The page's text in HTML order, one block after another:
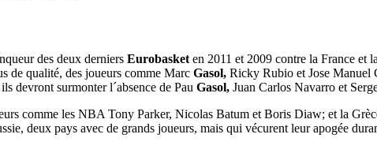
des deux derniers Eurobasket en 2011 et 2009 contre la France et
de qualité, des joueurs comme Marc Gasol, Ricky Rubio et Jose Manuel
devront surmonter l´absence de Pau Gasol, Juan Carlos Navarro et
comme les NBA Tony Parker, Nicolas Batum et Boris Diaw; et la
deux pays avec de grands joueurs, mais qui vécurent leur apogée